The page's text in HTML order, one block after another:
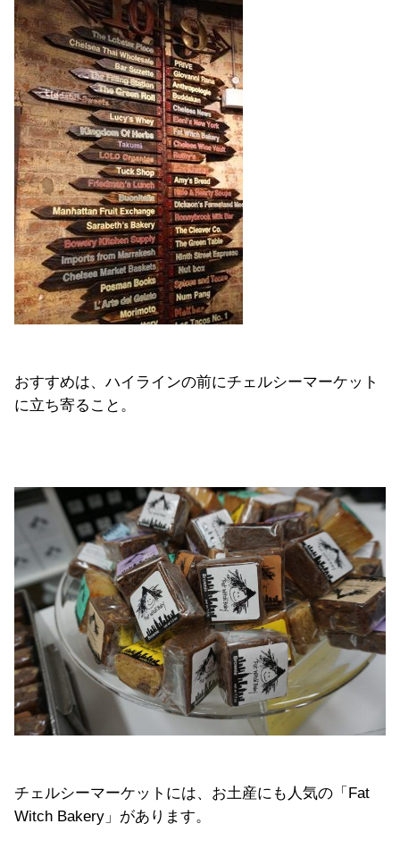
おすすめは、ハイラインの前にチェルシーマーケット
に立ち寄ること。
チェルシーマーケットには、お土産にも人気の「Fat
Witch Bakery」があります。